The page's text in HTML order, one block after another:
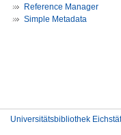
Reference Manager
Simple Metadata
Universitätsbibliothek